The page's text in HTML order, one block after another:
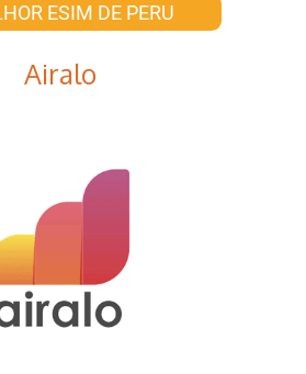
ESIM DE PERU
Airalo